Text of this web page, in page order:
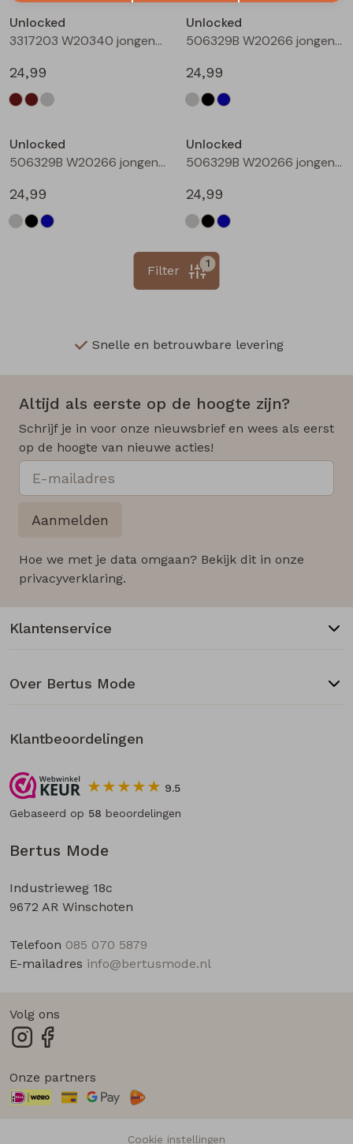
Unlocked
3317203 W20340 jongens lange broek Antra
24,99
Unlocked
506329B W20266 jongens lange broek Denim grey
24,99
Unlocked
506329B W20266 jongens lange broek Denim black
24,99
Unlocked
506329B W20266 jongens lange broek Denim darkwashed
24,99
1
Filter
Snelle en betrouwbare levering
Altijd als eerste op de hoogte zijn?
Schrijf je in voor onze nieuwsbrief en wees als eerst
op de hoogte van nieuwe acties!
Aanmelden
Hoe we met je data omgaan? Bekijk dit in onze
privacyverklaring.
Bertus Mode
Industrieweg 18c
9672 AR Winschoten
Telefoon 085 070 5879
E-mailadres info@bertusmode.nl
Klantenservice
Over Bertus Mode
Klantbeoordelingen
9.5
Gebaseerd op 58 beoordelingen
Volg ons
Onze partners
Cookie instellingen